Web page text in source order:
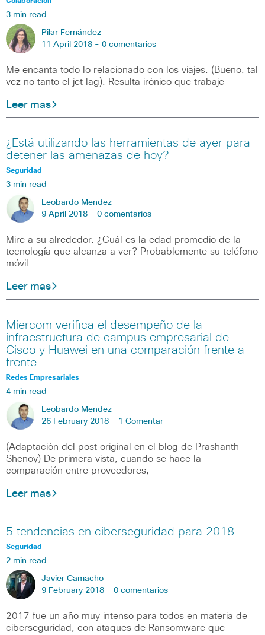
3 min read
Pilar Fernández
11 April 2018 - 0 comentarios
Me encanta todo lo relacionado con los viajes. (Bueno, tal
vez no tanto el jet lag). Resulta irónico que trabaje
Leer mas
¿Está utilizando las herramientas de ayer para
detener las amenazas de hoy?
Seguridad
3 min read
Leobardo Mendez
9 April 2018 - 0 comentarios
Mire a su alrededor. ¿Cuál es la edad promedio de la
tecnología que alcanza a ver? Probablemente su teléfono
móvil
Leer mas
Miercom verifica el desempeño de la
infraestructura de campus empresarial de
Cisco y Huawei en una comparación frente a
frente
Redes Empresariales
4 min read
Leobardo Mendez
26 February 2018 - 1 Comentar
(Adaptación del post original en el blog de Prashanth
Shenoy) De primera vista, cuando se hace la
comparación entre proveedores,
Leer mas
5 tendencias en ciberseguridad para 2018
Seguridad
2 min read
Javier Camacho
9 February 2018 - 0 comentarios
2017 fue un año muy intenso para todos en materia de
ciberseguridad, con ataques de Ransomware que